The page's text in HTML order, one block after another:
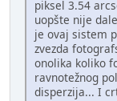
piksel 3.54
uopšte nije
je ovaj sistem
zvezda
onolika koliko
ravnotežnog
disperzija... I